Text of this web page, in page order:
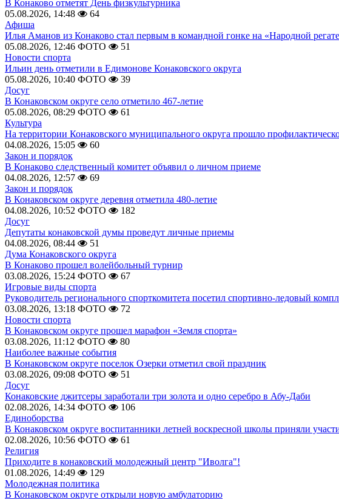
В Конаково отметят День физкультурника
05.08.2026, 14:48
64
Афиша
Илья Аманов из Конаково стал первым в командной гонке на «Народной
05.08.2026, 12:46 ФОТО
51
Новости спорта
Ильин день отметили в Едимонове Конаковского округа
05.08.2026, 10:40 ФОТО
39
Досуг
В Конаковском округе село отметило 467-летие
05.08.2026, 08:29 ФОТО
61
Культура
На территории Конаковского муниципального округа прошло
04.08.2026, 15:05
60
Закон и порядок
В Конаково следственный комитет объявил о личном приеме
04.08.2026, 12:57
69
Закон и порядок
В Конаковском округе деревня отметила 480-летие
04.08.2026, 10:52 ФОТО
182
Досуг
Депутаты конаковской думы проведут личные приемы
04.08.2026, 08:44
51
Дума Конаковского округа
В Конаково прошел волейбольный турнир
03.08.2026, 15:24 ФОТО
67
Игровые виды спорта
Руководитель регионального спорткомитета посетил спортивно-ледовый
03.08.2026, 13:18 ФОТО
72
Новости спорта
В Конаковском округе прошел марафон «Земля спорта»
03.08.2026, 11:12 ФОТО
80
Наиболее важные события
В Конаковском округе поселок Озерки отметил свой праздник
03.08.2026, 09:08 ФОТО
51
Досуг
Конаковские джитсеры заработали три золота и одно серебро в Абу-Даби
02.08.2026, 14:34 ФОТО
106
Единоборства
В Конаковском округе воспитанники летней воскресной школы приняли
02.08.2026, 10:56 ФОТО
61
Религия
Приходите в конаковский молодежный центр "Иволга"!
01.08.2026, 14:49
129
Молодежная политика
В Конаковском округе открыли новую амбулаторию